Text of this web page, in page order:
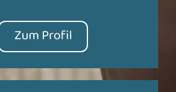
Zum Profil